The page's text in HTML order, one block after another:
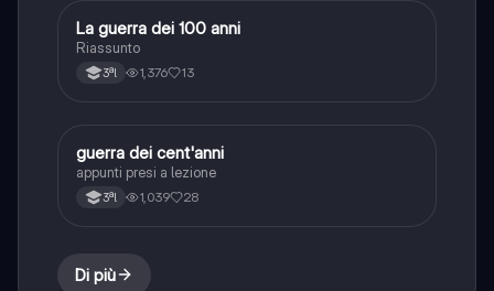
Storia
La guerra dei 100 anni
Riassunto
3ªl 1,376 13
Storia
guerra dei cent'anni
appunti presi a lezione
3ªl 1,039 28
Di più